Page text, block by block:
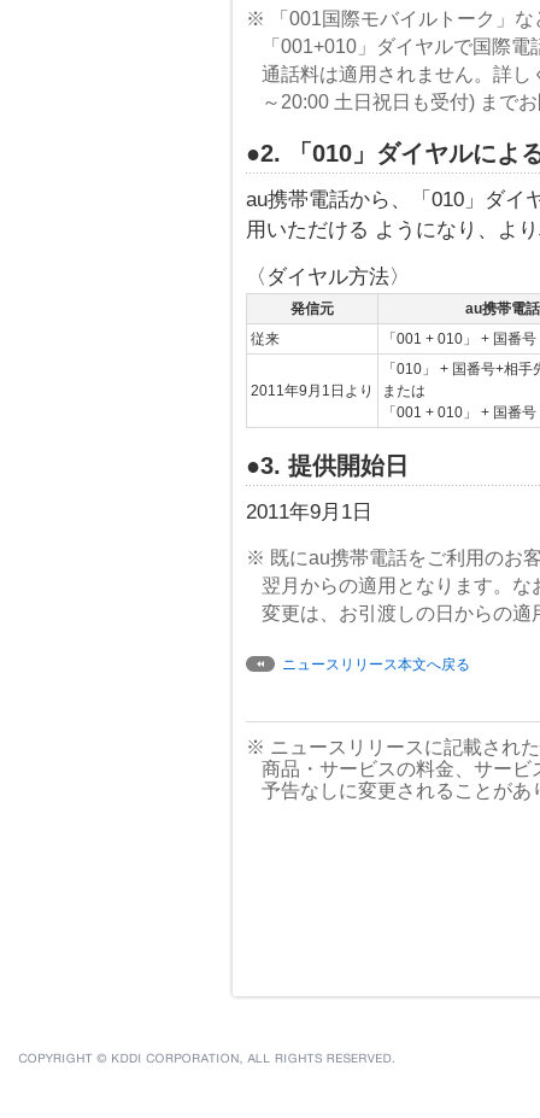
※ 「001国際モバイルトーク」
「001+010」ダイヤルで国際
通話料は適用されません。詳
～20:00 土日祝日も受付) まで
●2. 「010」ダイヤルによ
au携帯電話から、「010」ダイ
用いただける ようになり、よ
〈ダイヤル方法〉
発信元
au携帯電話
従来
「001 + 010」 + 国番
2011年9月1日より
「010」 + 国番号+相手
または
「001 + 010」 + 国番
●3. 提供開始日
2011年9月1日
※ 既にau携帯電話をご利用のお
翌月からの適用となります。
変更は、お引渡しの日からの適
ニュースリリース本文へ戻る
※ ニュースリリースに記載され
商品・サービスの料金、サー
予告なしに変更されることが